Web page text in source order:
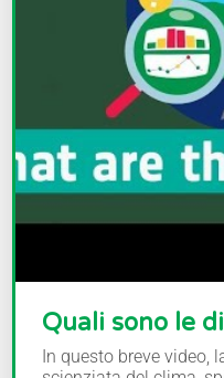
Quali sono le
In questo breve video,